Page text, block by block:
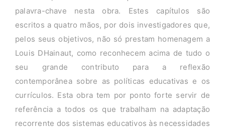
palavra-chave nesta obra. Estes capítulos são
escritos a quatro mãos, por dois investigadores que,
pelos seus objetivos, não só prestam homenagem a
Louis DHainaut, como reconhecem acima de tudo o
seu grande contributo para a reflexão
contemporânea sobre as políticas educativas e os
currículos. Esta obra tem por ponto forte servir de
referência a todos os que trabalham na adaptação
recorrente dos sistemas educativos às necessidades